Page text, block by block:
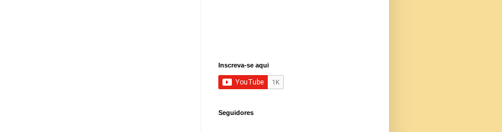
Inscreva-se aqui
Seguidores